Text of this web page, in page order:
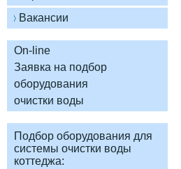
Заявка на подбор
оборудования
очистки воды
Подбор оборудования для
системы очистки воды